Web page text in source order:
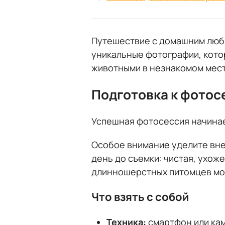
Путешествие с домашним
уникальные фотографии,
животными в незнакомом
Подготовка к
Успешная фотосессия
Особое внимание уделите
день до съемки: чистая,
длинношерстных питомцев
Что взять с собой
Техника: смартфон или